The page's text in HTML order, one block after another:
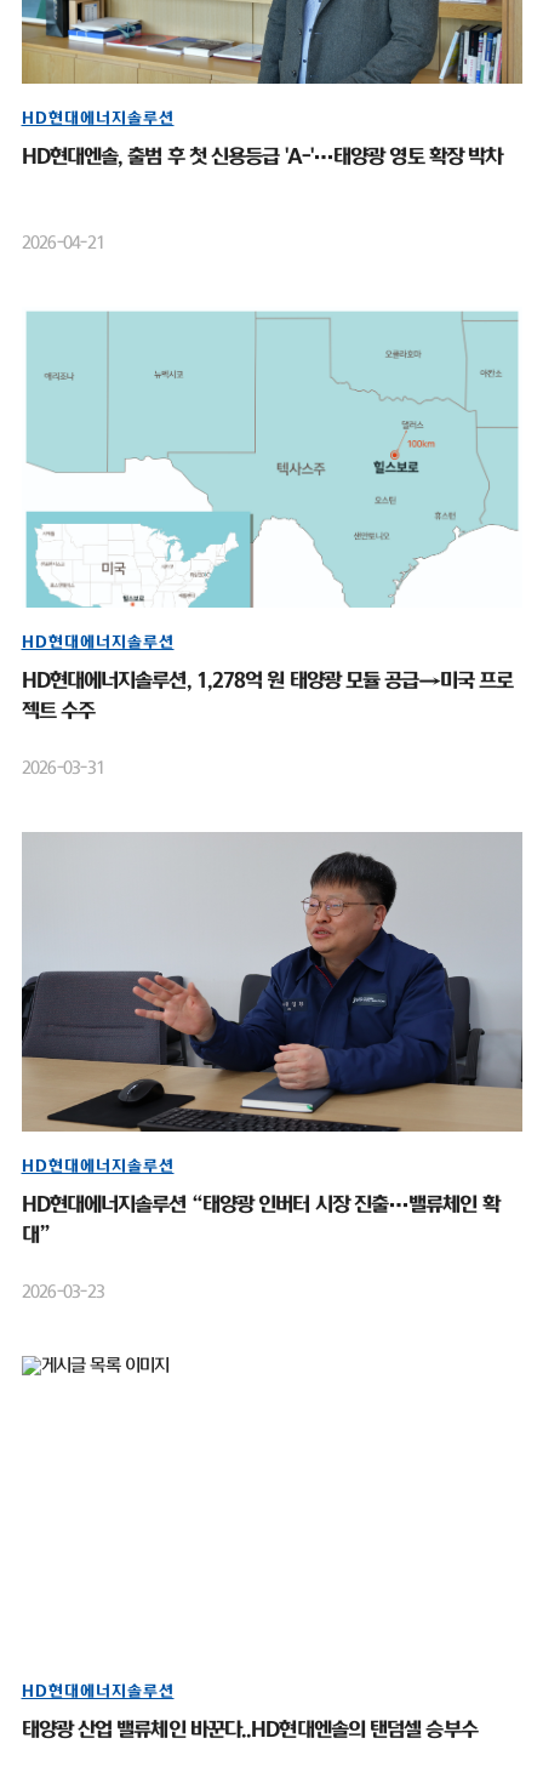
HD현대에너지솔루션
HD현대엔솔, 출범 후 첫 신용등급 'A-'…태양광 영토 확장 박차
2026-04-21
HD현대에너지솔루션
HD현대에너지솔루션, 1,278억 원 태양광 모듈 공급→미국 프로
젝트 수주
2026-03-31
HD현대에너지솔루션
HD현대에너지솔루션 “태양광 인버터 시장 진출…밸류체인 확
대”
2026-03-23
HD현대에너지솔루션
태양광 산업 밸류체인 바꾼다..HD현대엔솔의 탠덤셀 승부수